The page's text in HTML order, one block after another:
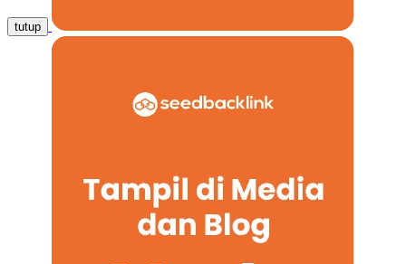
tutup